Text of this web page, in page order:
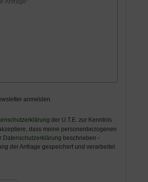
anmelden.
der U.T.E. zur Kenntnis
dass meine personenbezogenen
Datenschutzerklärung beschrieben -
der Anfrage gespeichert und verarbeitet